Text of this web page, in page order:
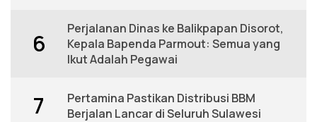
6
Perjalanan Dinas ke Balikpapan Disorot,
Kepala Bapenda Parmout: Semua yang
Ikut Adalah Pegawai
7
Pertamina Pastikan Distribusi BBM
Berjalan Lancar di Seluruh Sulawesi